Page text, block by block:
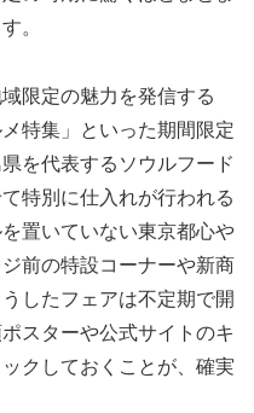
。
限定の魅力を発信する
特集」といった期間限定
を代表するソウルフード
特別に仕入れが行われる
置いていない東京都心や
前の特設コーナーや新商
したフェアは不定期で開
スターや公式サイトのキ
クしておくことが、確実